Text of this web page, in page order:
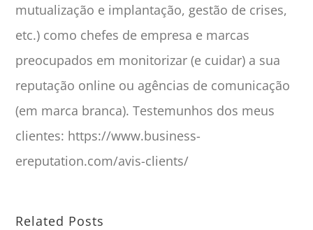
mutualização e implantação, gestão de crises,
etc.) como chefes de empresa e marcas
preocupados em monitorizar (e cuidar) a sua
reputação online ou agências de comunicação
(em marca branca). Testemunhos dos meus
clientes: https://www.business-
ereputation.com/avis-clients/
Related Posts